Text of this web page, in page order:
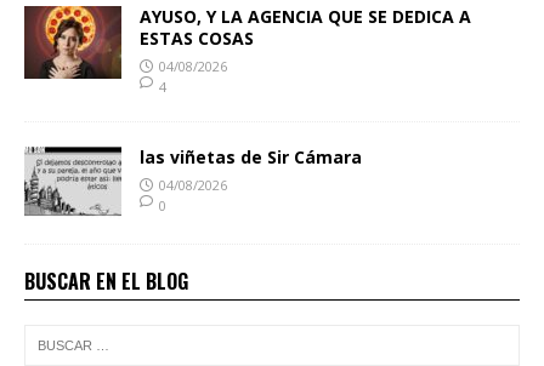
AYUSO, Y LA AGENCIA QUE SE DEDICA A
ESTAS COSAS
04/08/2026
4
las viñetas de Sir Cámara
04/08/2026
0
BUSCAR EN EL BLOG